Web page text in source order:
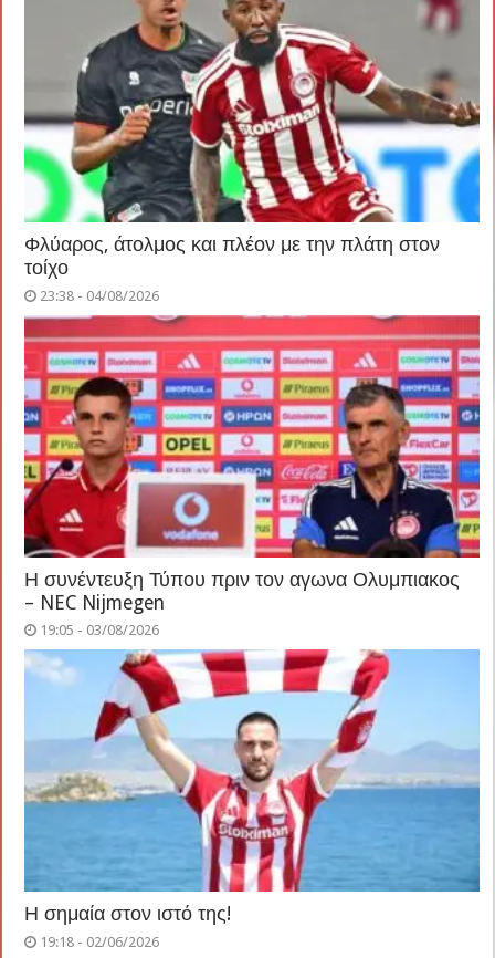
Φλύαρος, άτολμος και πλέον με την πλάτη στον
τοίχο
23:38 - 04/08/2026
Η συνέντευξη Τύπου πριν τον αγωνα Ολυμπιακος
– NEC Nijmegen
19:05 - 03/08/2026
Η σημαία στον ιστό της!
19:18 - 02/06/2026